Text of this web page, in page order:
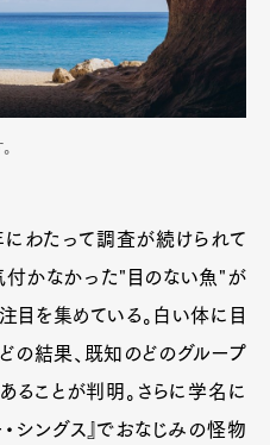
にわたって調査が続けられて
付かなかった"目のない魚"が
目を集めている。白い体に目
の結果、既知のどのグループ
ることが判明。さらに学名に
・シングス』でおなじみの怪物